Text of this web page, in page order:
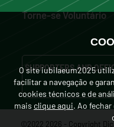
Torne-se Voluntário
SUPPORTERS AND
©2022 2026 - Copyright
O site iubilaeum2025
facilitar a navegação e
cookies técnicos e de
mais clique aqui. Ao